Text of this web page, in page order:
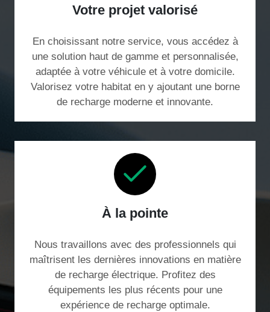
Votre projet valorisé
En choisissant notre service, vous accédez à
une solution haut de gamme et personnalisée,
adaptée à votre véhicule et à votre domicile.
Valorisez votre habitat en y ajoutant une borne
de recharge moderne et innovante.
À la pointe
Nous travaillons avec des professionnels qui
maîtrisent les dernières innovations en matière
de recharge électrique. Profitez des
équipements les plus récents pour une
expérience de recharge optimale.